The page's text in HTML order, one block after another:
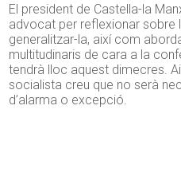
El president de Castella-la
advocat per reflexionar sobre
generalitzar-la, així com
multitudinaris de cara a la
tendrà lloc aquest dimecres.
socialista creu que no serà
d’alarma o excepció.